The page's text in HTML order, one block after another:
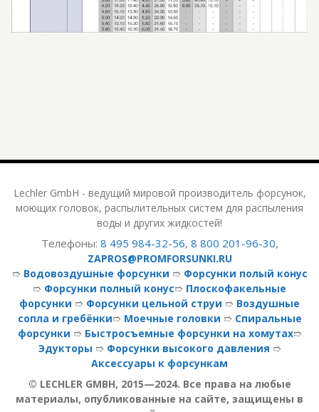
Lechler GmbH - ведущий мировой производитель форсунок,
моющих головок, распылительных систем для распыления
воды и других жидкостей!
Телефоны: 8 495 984-32-56, 8 800 201-96-30,
ZAPROS@PROMFORSUNKI.RU
➱ Водовоздушные форсунки ➱ Форсунки полый конус
➱ Форсунки полный конус➱ Плоскофакельные
форсунки ➱ Форсунки цельной струи ➱ Воздушные
сопла и гребёнки➱ Моечные головки ➱ Спиральные
форсунки ➱ Быстросъемные форсунки на хомутах➱
Эдукторы ➱ Форсунки высокого давления ➱
Аксессуары к форсункам
© LECHLER GMBH, 2015—2024. Все права на любые
материалы, опубликованные на сайте, защищены в